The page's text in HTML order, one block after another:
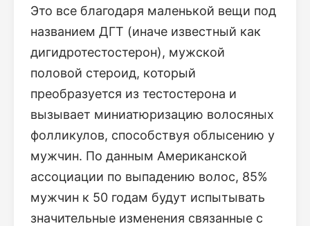
Это все благодаря маленькой вещи под
названием ДГТ (иначе известный как
дигидротестостерон), мужской
половой стероид, который
преобразуется из тестостерона и
вызывает миниатюризацию волосяных
фолликулов, способствуя облысению у
мужчин. По данным Американской
ассоциации по выпадению волос, 85%
мужчин к 50 годам будут испытывать
значительные изменения связанные с